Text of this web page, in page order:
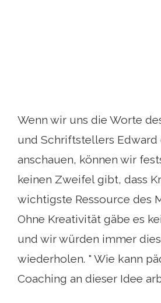
Wenn wir uns die Worte
und Schriftstellers Edward
anschauen, können wir
keinen Zweifel gibt, dass
wichtigste Ressource des
Ohne Kreativität gäbe es
und wir würden immer
wiederholen. " Wie kann
Coaching an dieser Idee